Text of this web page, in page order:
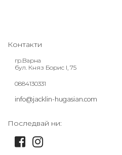
Контакти
гр.Варна
бул. Княз Борис I, 75
0884130331
info@jacklin-hugasian.com
Последвай ни: